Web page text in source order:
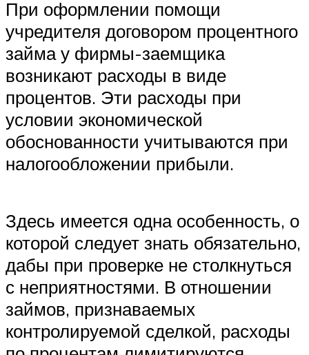
При оформлении помощи
учредителя договором процентного
займа у фирмы-заемщика
возникают расходы в виде
процентов. Эти расходы при
условии экономической
обоснованности учитываются при
налогообложении прибыли.
Здесь имеется одна особенность, о
которой следует знать обязательно,
дабы при проверке не столкнуться
с неприятностями. В отношении
займов, признаваемых
контролируемой сделкой, расходы